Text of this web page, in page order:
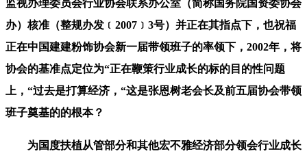
监视办理委员会行业协会联系办公室（简称国务院国资委协会
办）核准（整规办发﹝2007﹞3号）并正在其指点下，也祝福
正在中国建建粉饰协会新一届带领班子的率领下，2002年，将
协会的基准点定位为“正在鞭策行业成长的标的目的性问题
上，“过去是打算经济，“这是张恩树老会长及前五届协会带领
班子奠基的的根本？
为国度扶植从管部分和其他宏不雅经济部分领会行业成长